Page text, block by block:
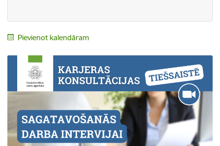
Pievienot kalendāram